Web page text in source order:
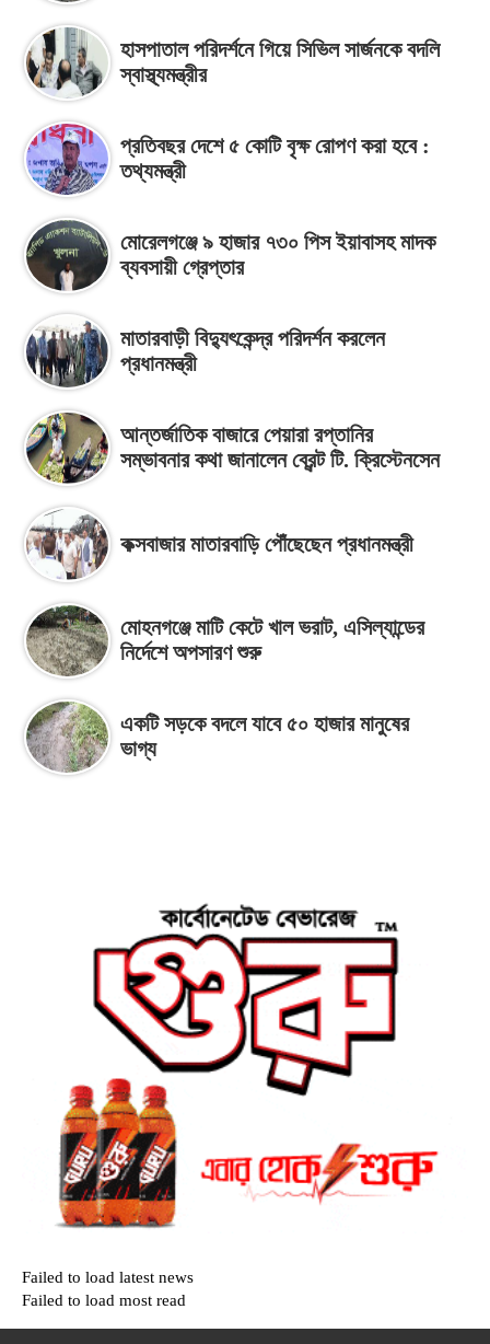
হাসপাতাল পরিদর্শনে গিয়ে সিভিল সার্জনকে বদলি
স্বাস্থ্যমন্ত্রীর
প্রতিবছর দেশে ৫ কোটি বৃক্ষ রোপণ করা হবে :
তথ্যমন্ত্রী
মোরেলগঞ্জে ৯ হাজার ৭৩০ পিস ইয়াবাসহ মাদক
ব্যবসায়ী গ্রেপ্তার
মাতারবাড়ী বিদ্যুৎকেন্দ্র পরিদর্শন করলেন
প্রধানমন্ত্রী
আন্তর্জাতিক বাজারে পেয়ারা রপ্তানির
সম্ভাবনার কথা জানালেন ব্রেন্ট টি. ক্রিস্টেনসেন
কক্সবাজার মাতারবাড়ি পৌঁছেছেন প্রধানমন্ত্রী
মোহনগঞ্জে মাটি কেটে খাল ভরাট, এসিল্যান্ডের
নির্দেশে অপসারণ শুরু
একটি সড়কে বদলে যাবে ৫০ হাজার মানুষের
ভাগ্য
Failed to load latest news
Failed to load most read